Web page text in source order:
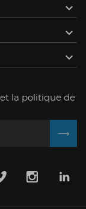



la politique de